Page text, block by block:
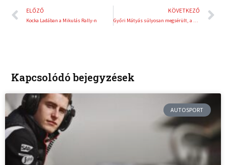
Előző
ELŐZŐ
Kocka Ladában a Mikulás Rally-n
KÖVETKEZŐ
Győri Mátyás súlyosan megsérült, a szezonban már nem léphet pályára
Kapcsolódó bejegyzések
AUTOSPORT